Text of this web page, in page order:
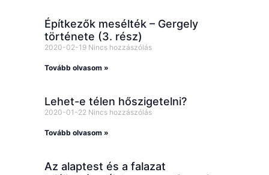
Építkezők mesélték – Gergely
története (3. rész)
2020-02-19 Nincs hozzászólás
Tovább olvasom »
Lehet-e télen hőszigetelni?
2020-01-22 Nincs hozzászólás
Tovább olvasom »
Az alaptest és a falazat